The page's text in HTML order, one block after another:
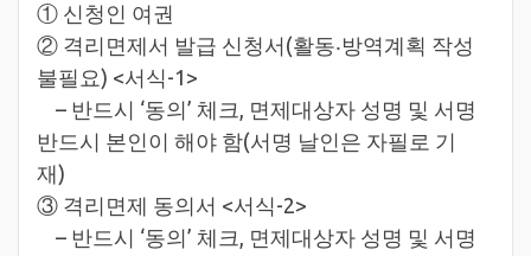
① 신청인 여권
② 격리면제서 발급 신청서(활동‧방역계획 작성
불필요) <서식-1>
– 반드시 ‘동의’ 체크, 면제대상자 성명 및 서명
반드시 본인이 해야 함(서명 날인은 자필로 기
재)
③ 격리면제 동의서 <서식-2>
– 반드시 ‘동의’ 체크, 면제대상자 성명 및 서명